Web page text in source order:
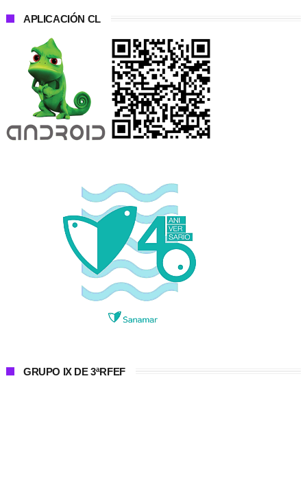
APLICACIÓN CL
GRUPO IX DE 3ªRFEF